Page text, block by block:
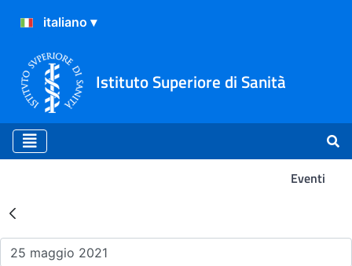
Istituto Superiore di Sanità
Eventi
Risultati della Ricerca -